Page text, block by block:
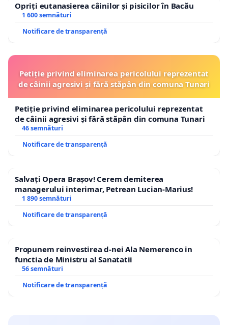
Opriți eutanasierea câinilor și pisicilor în Bacău
1 600 semnături
Notificare de transparență
Petiție privind eliminarea pericolului reprezentat
de câinii agresivi și fără stăpân din comuna Tunari
Petiție privind eliminarea pericolului reprezentat
de câinii agresivi și fără stăpân din comuna Tunari
46 semnături
Notificare de transparență
Salvați Opera Brașov! Cerem demiterea
managerului interimar, Petrean Lucian-Marius!
1 890 semnături
Notificare de transparență
Propunem reinvestirea d-nei Ala Nemerenco in
functia de Ministru al Sanatatii
56 semnături
Notificare de transparență